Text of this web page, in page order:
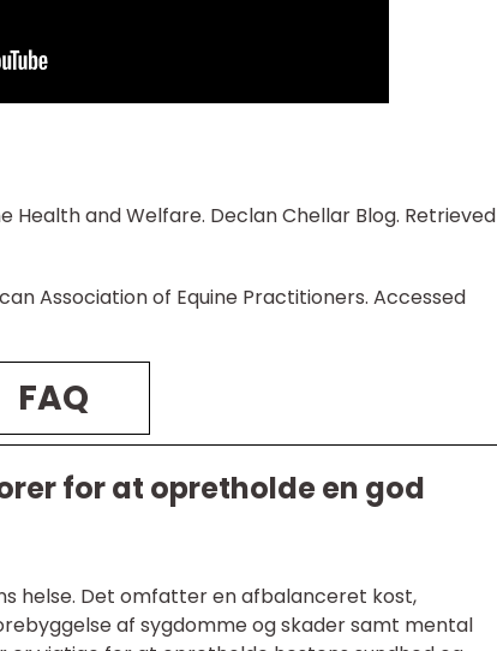
Health and Welfare. Declan Chellar Blog. Retrieved
Association of Equine Practitioners. Accessed
FAQ
for at opretholde en god
helse. Det omfatter en afbalanceret kost,
af sygdomme og skader samt mental